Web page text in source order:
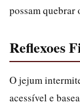
possam
Reflexoes
O jejum
acessível e